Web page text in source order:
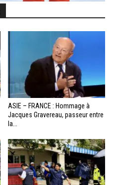
ASIE – FRANCE : Hommage à
Jacques Gravereau, passeur entre
la...